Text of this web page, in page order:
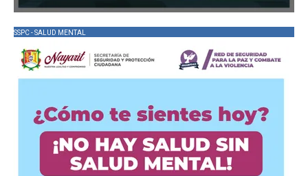
SSPC - SALUD MENTAL